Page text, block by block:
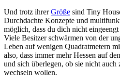
Und trotz ihrerGröße sind Tiny
Durchdachte Konzepte und
möglich, dass du dich nicht
Viele Besitzer schwärmen von der
Leben auf wenigen Quadratmetern
also, dass immer mehr Hessen auf
und sich überlegen, ob sie nicht
wechseln wollen.